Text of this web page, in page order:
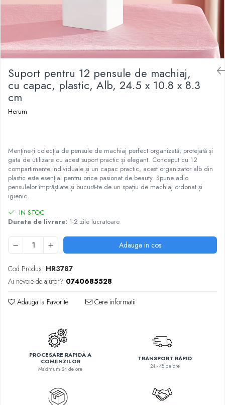
Ustensile
Suport pentru 12 pensule de machiaj,
cu capac, plastic, Alb, 24.5 x 10.8 x 8.3
cm
Herum
Menține-ți colecția de pensule de machiaj perfect organizată, protejată și
gata de utilizare cu acest suport practic și elegant. Conceput cu 12
compartimente individuale și un capac practic, acest organizator alb din
plastic este esențial pentru orice pasionat de beauty. Spune adio
pensulelor împrăștiate și bucură-te de un spațiu de machiaj ordonat și
igienic.
IN STOC
Durata de livrare: 1-2 zile lucratoare
Adauga in cos
Cod Produs: HR3787
Ai nevoie de ajutor? 0740685528
Adauga la Favorite Cere informatii
PROCESARE RAPIDĂ A
COMENZILOR
Maximum 24 de ore
TRANSPORT RAPID
24 - 48 de ore